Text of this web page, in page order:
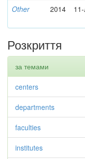
Other 2014
Розкриття
за темами
centers
departments
faculties
institutes